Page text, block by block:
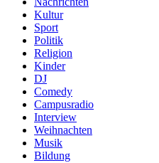
Kultur
Sport
Politik
Religion
Kinder
DJ
Comedy
Campusradio
Interview
Weihnachten
Musik
Bildung